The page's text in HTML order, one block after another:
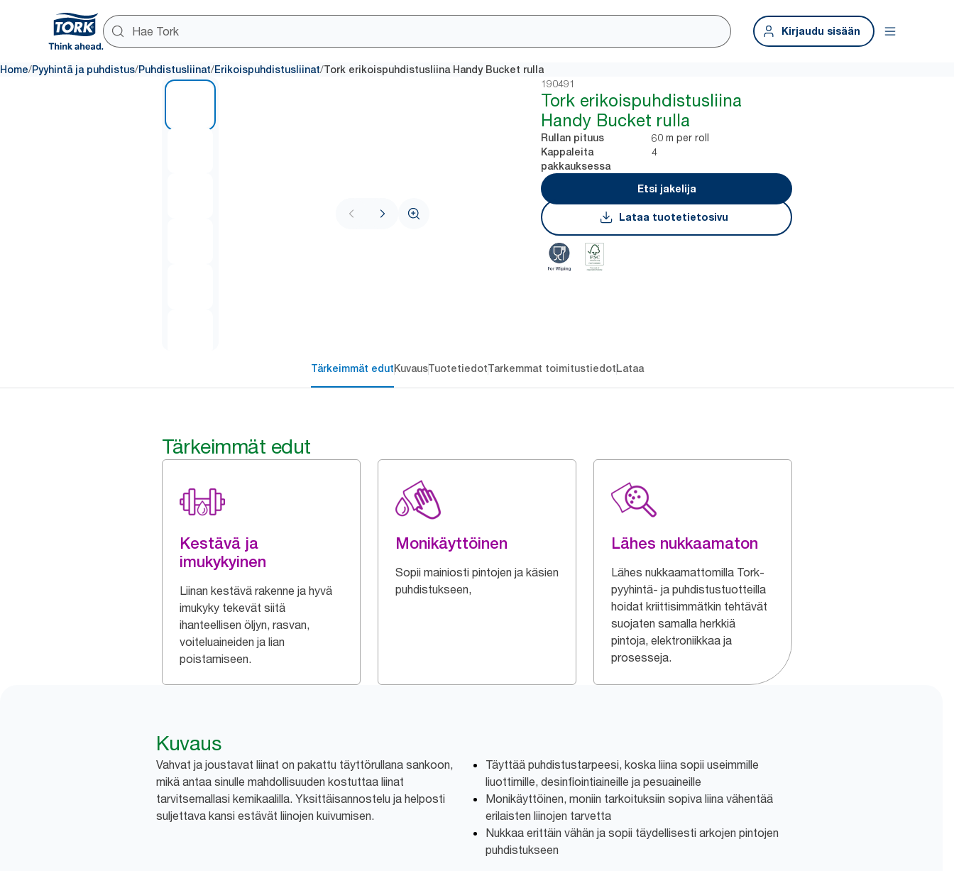
Kirjaudu sisään
Home/Pyyhintä ja puhdistus/Puhdistusliinat/Erikoispuhdistusliinat/Tork erikoispuhdistusliina Handy Bucket rulla
190491
Tork erikoispuhdistusliina
Handy Bucket rulla
Rullan pituus 60 m per roll
Kappaleita
pakkauksessa
4
Etsi jakelija
Lataa tuotetietosivu
Tärkeimmät edutKuvausTuotetiedotTarkemmat toimitustiedotLataa
Tärkeimmät edut
Kestävä ja
imukykyinen
Liinan kestävä rakenne ja hyvä
imukyky tekevät siitä
ihanteellisen öljyn, rasvan,
voiteluaineiden ja lian
poistamiseen.
Monikäyttöinen
Sopii mainiosti pintojen ja käsien
puhdistukseen,
Lähes nukkaamaton
Lähes nukkaamattomilla Tork-
pyyhintä- ja puhdistustuotteilla
hoidat kriittisimmätkin tehtävät
suojaten samalla herkkiä
pintoja, elektroniikkaa ja
prosesseja.
Kuvaus
Vahvat ja joustavat liinat on pakattu täyttörullana sankoon,
mikä antaa sinulle mahdollisuuden kostuttaa liinat
tarvitsemallasi kemikaalilla. Yksittäisannostelu ja helposti
suljettava kansi estävät liinojen kuivumisen.
Täyttää puhdistustarpeesi, koska liina sopii useimmille
liuottimille, desinfiointiaineille ja pesuaineille
Monikäyttöinen, moniin tarkoituksiin sopiva liina vähentää
erilaisten liinojen tarvetta
Nukkaa erittäin vähän ja sopii täydellisesti arkojen pintojen
puhdistukseen